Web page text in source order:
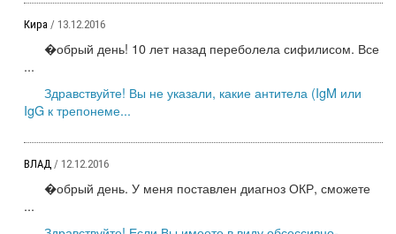
Кира / 13.12.2016
�обрый день! 10 лет назад переболела сифилисом. Все
...
Здравствуйте! Вы не указали, какие антитела (IgM или
IgG к трепонеме...
ВЛАД / 12.12.2016
�обрый день. У меня поставлен диагноз ОКР, сможете
...